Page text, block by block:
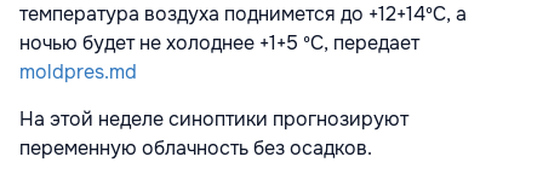
температура воздуха поднимется до +12+14ºC, а
ночью будет не холоднее +1+5 ºC, передает
moldpres.md
На этой неделе синоптики прогнозируют
переменную облачность без осадков.